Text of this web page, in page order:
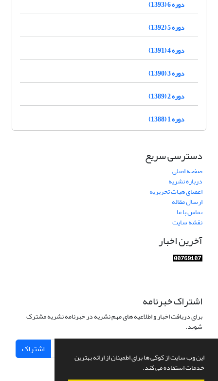
این وب سایت از کوکی ها برای اطمینان از ارائه بهترین
خدمات استفاده می کند.
دوره 6 (1393)
دوره 5 (1392)
دوره 4 (1391)
دوره 3 (1390)
دوره 2 (1389)
دوره 1 (1388)
دسترسی سریع
صفحه اصلی
درباره نشریه
اعضای هیات تحریریه
ارسال مقاله
تماس با ما
نقشه سایت
آخرین اخبار
اشتراک خبرنامه
برای دریافت اخبار و اطلاعیه های مهم نشریه در خبرنامه نشریه مشترک
شوید.
اشتراک